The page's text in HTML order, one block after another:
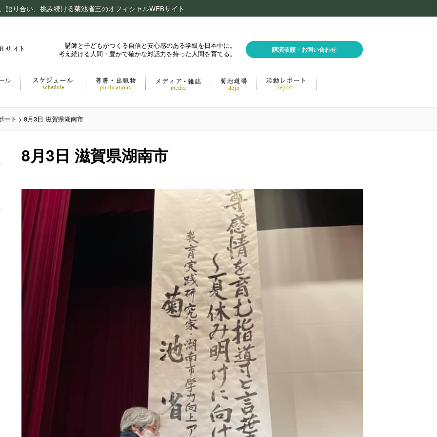
講師と子どもがつくる自信と安心感のある学級を日本中に。
考え続ける人間・豊かで確かな対話力を持った人間を育てる。
講演依頼・お問い合わせ
り合い、挑み続ける菊池省三のオフィシャルWEBサイト
ート > 8月3日 滋賀県湖南市
8月3日 滋賀県湖南市